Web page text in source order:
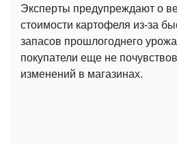
Эксперты предупреждают о
стоимости картофеля из-за
запасов прошлогоднего
покупатели еще не
изменений в магазинах.